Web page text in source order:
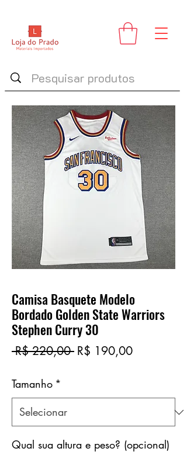
Camisa Basquete Modelo
Bordado Golden State Warriors
Stephen Curry 30
R$ 220,00 Preço
R$ 190,00Preço
Tamanho *
Qual sua altura e peso? (opcional)